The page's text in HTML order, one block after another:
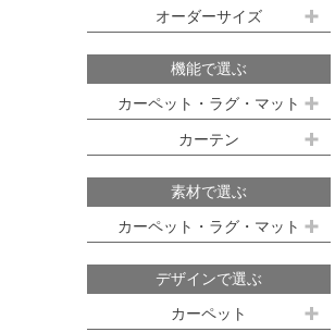
江戸間 6畳(261x352cm)
江戸間 8畳(352x352cm)
江戸間 10畳(352x440cm)
本間サイズ(3畳～8畳)
本間 3畳(191x286cm)
本間 8畳(382x382cm)
その他のサイズ
約160ｘ230cm(約2畳)
約200ｘ250cm(約3畳)
約200ｘ300cm(約3.5畳)
約250ｘ250cm
約250ｘ350cm
約300ｘ300cm
約300ｘ350cm
約350ｘ350cm
デスクマット
既製サイズ ドレープ(厚地)
100ｘ135cm
100ｘ178cm
100ｘ200cm
100ｘ133cm
100ｘ176cm
100ｘ198cm
オーダーサイズ
オーダーカーペット
オーダーキッチンマット
オーダーカーペットの測り方
オーダーカーテンの測り方
機能で選ぶ
カーペット・ラグ・マット
防炎 防音
消臭
すべり止め
遊び毛防止
アレルブロック
制電
日本製
ホットカーペット・床暖房対応
カーテン
洗える 遮光
防炎
アレルブロック
形態安定加工
形状記憶加工
素材で選ぶ
カーペット・ラグ・マット
ナイロン
ウール
デザインで選ぶ
カーペット